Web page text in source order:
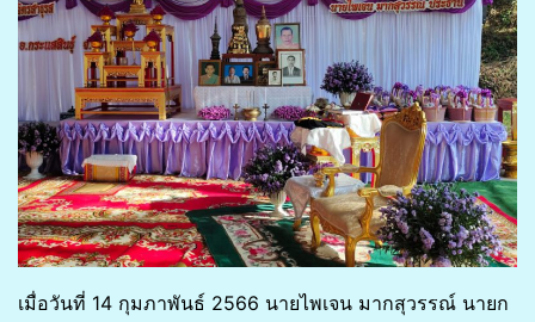
เมื่อวันที่ 14 กุมภาพันธ์​ 2566 นายไพเจน มากสุวรรณ์ นายก